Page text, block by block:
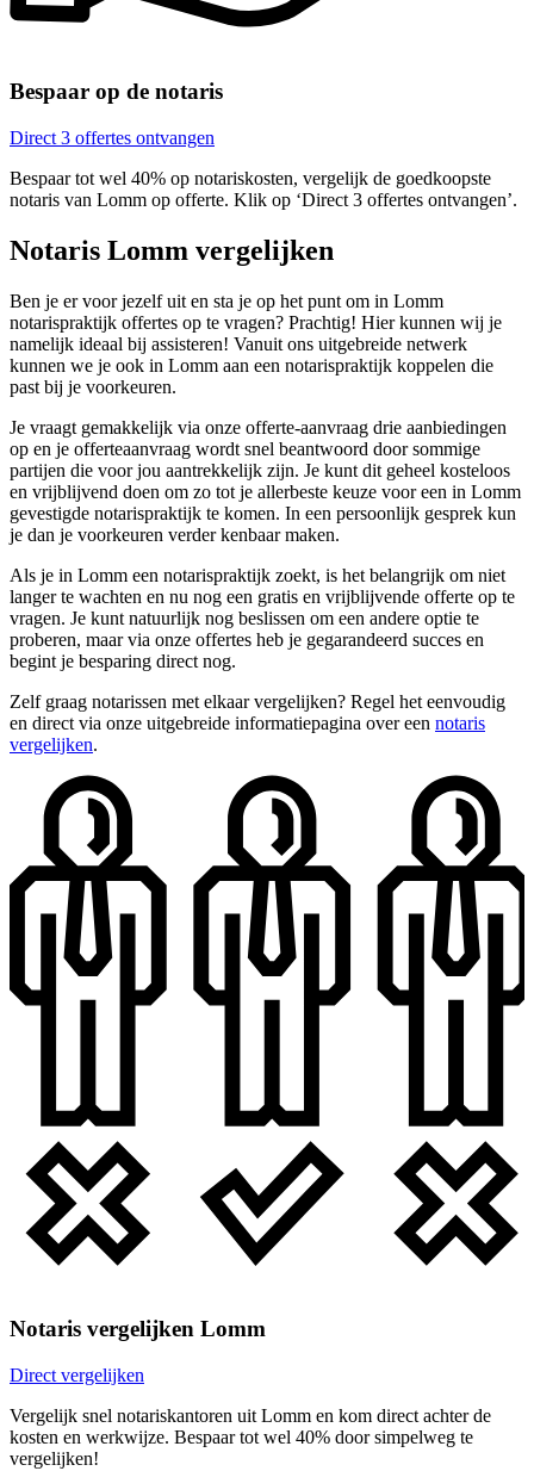
Bespaar op de notaris
Direct 3 offertes ontvangen
Bespaar tot wel 40% op notariskosten, vergelijk de goedkoopste
notaris van Lomm op offerte. Klik op ‘Direct 3 offertes ontvangen’.
Notaris Lomm vergelijken
Ben je er voor jezelf uit en sta je op het punt om in Lomm
notarispraktijk offertes op te vragen? Prachtig! Hier kunnen wij je
namelijk ideaal bij assisteren! Vanuit ons uitgebreide netwerk
kunnen we je ook in Lomm aan een notarispraktijk koppelen die
past bij je voorkeuren.
Je vraagt gemakkelijk via onze offerte-aanvraag drie aanbiedingen
op en je offerteaanvraag wordt snel beantwoord door sommige
partijen die voor jou aantrekkelijk zijn. Je kunt dit geheel kosteloos
en vrijblijvend doen om zo tot je allerbeste keuze voor een in Lomm
gevestigde notarispraktijk te komen. In een persoonlijk gesprek kun
je dan je voorkeuren verder kenbaar maken.
Als je in Lomm een notarispraktijk zoekt, is het belangrijk om niet
langer te wachten en nu nog een gratis en vrijblijvende offerte op te
vragen. Je kunt natuurlijk nog beslissen om een andere optie te
proberen, maar via onze offertes heb je gegarandeerd succes en
begint je besparing direct nog.
Zelf graag notarissen met elkaar vergelijken? Regel het eenvoudig
en direct via onze uitgebreide informatiepagina over een notaris
vergelijken.
Notaris vergelijken Lomm
Direct vergelijken
Vergelijk snel notariskantoren uit Lomm en kom direct achter de
kosten en werkwijze. Bespaar tot wel 40% door simpelweg te
vergelijken!